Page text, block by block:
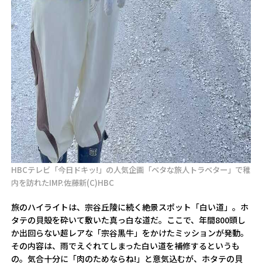
HBCテレビ「今日ドキッ!」の人気企画「ベタな旅人トラベター」で稚
内を訪れたIMP.佐藤新(C)HBC
旅のハイライトは、宗谷丘陵に続く絶景スポット「白い道」。ホ
タテの貝殻を砕いて敷いた真っ白な道だ。ここで、年間800頭し
か出回らない超レアな「宗谷黒牛」をかけたミッションが発動。
その内容は、雨でえぐれてしまった白い道を補修するというも
の。気合十分に「肉のためならね!」と意気込むが、ホタテの貝